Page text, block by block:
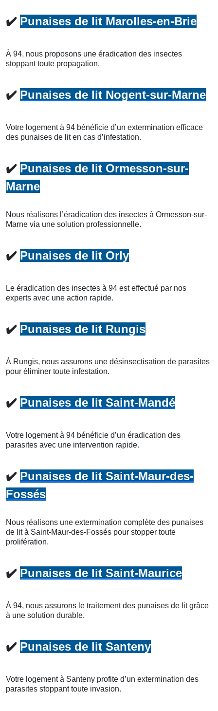
✔️ Punaises de lit Marolles-en-Brie
À 94, nous proposons une éradication des insectes
stoppant toute propagation.
✔️ Punaises de lit Nogent-sur-Marne
Votre logement à 94 bénéficie d’un extermination efficace
des punaises de lit en cas d’infestation.
✔️ Punaises de lit Ormesson-sur-
Marne
Nous réalisons l’éradication des insectes à Ormesson-sur-
Marne via une solution professionnelle.
✔️ Punaises de lit Orly
Le éradication des insectes à 94 est effectué par nos
experts avec une action rapide.
✔️ Punaises de lit Rungis
À Rungis, nous assurons une désinsectisation de parasites
pour éliminer toute infestation.
✔️ Punaises de lit Saint-Mandé
Votre logement à 94 bénéficie d’un éradication des
parasites avec une intervention rapide.
✔️ Punaises de lit Saint-Maur-des-
Fossés
Nous réalisons une extermination complète des punaises
de lit à Saint-Maur-des-Fossés pour stopper toute
prolifération.
✔️ Punaises de lit Saint-Maurice
À 94, nous assurons le traitement des punaises de lit grâce
à une solution durable.
✔️ Punaises de lit Santeny
Votre logement à Santeny profite d’un extermination des
parasites stoppant toute invasion.